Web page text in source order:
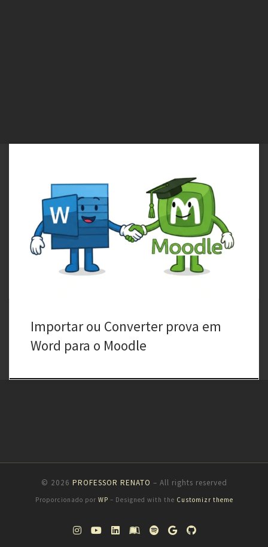
Abra o arquivo de Word (DOC ou DOCX), e Crie seu questionário.
Marque o gabarito em Vermelho. Salve o arquivo no formato DOC.
Abra a inteligência artificial de sua preferencia. Pesoalmente eu uso a
IA POE.com https://poe.com/ Clique no Sinal de + no canto inferior
do Chat para anexar o […]
Importar ou Converter prova em
Word para o Moodle
© 2026 PROFESSOR RENATO – All rights reserved
Proporcionado por WP – Designed with the Customizr theme